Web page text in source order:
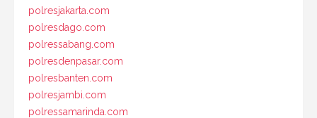
polresjakarta.com
polresdago.com
polressabang.com
polresdenpasar.com
polresbanten.com
polresjambi.com
polressamarinda.com